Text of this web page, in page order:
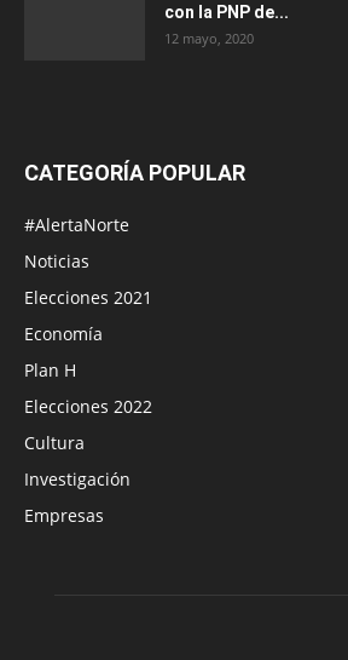
con la PNP de...
12 mayo, 2020
CATEGORÍA POPULAR
#AlertaNorte
Noticias
Elecciones 2021
Economía
Plan H
Elecciones 2022
Cultura
Investigación
Empresas